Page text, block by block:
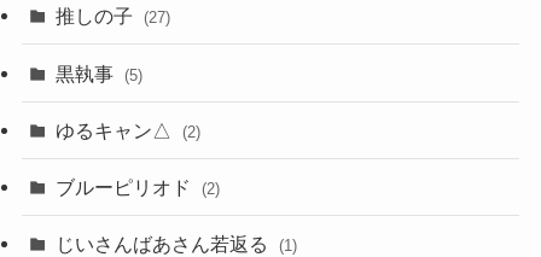
推しの子 (27)
黒執事 (5)
ゆるキャン△ (2)
ブルーピリオド (2)
じいさんばあさん若返る (1)